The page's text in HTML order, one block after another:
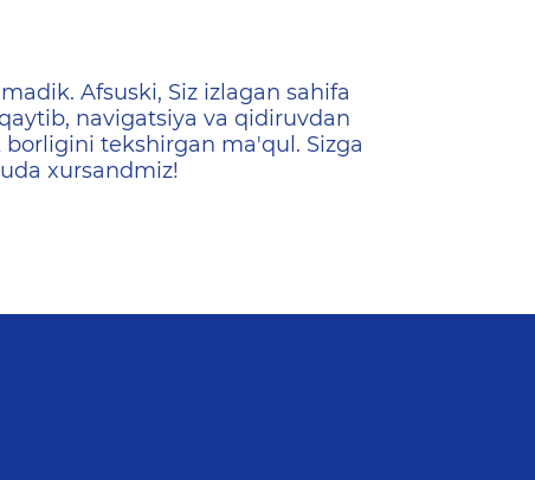
Afsuski, Siz izlagan sahifa
navigatsiya va qidiruvdan
tekshirgan ma'qul. Sizga
xursandmiz!